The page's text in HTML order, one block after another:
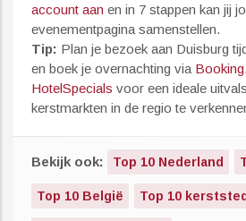
account aan en in 7 stappen kan jij
evenementpagina samenstellen.
Tip: Plan je bezoek aan Duisburg
en boek je overnachting via
HotelSpecials voor een ideale
kerstmarkten in de regio te
Bekijk ook: Top 10 Nederland
Top 10 België Top 10